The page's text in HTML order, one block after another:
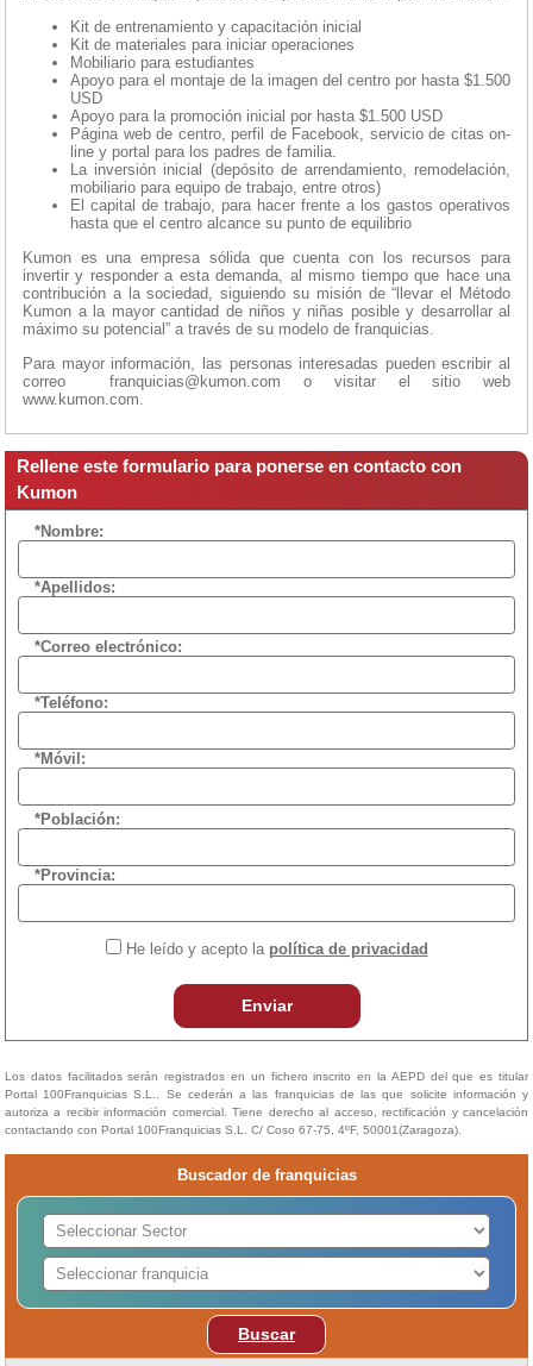
Kit de entrenamiento y capacitación inicial
Kit de materiales para iniciar operaciones
Mobiliario para estudiantes
Apoyo para el montaje de la imagen del centro por hasta $1.500
USD
Apoyo para la promoción inicial por hasta $1.500 USD
Página web de centro, perfil de Facebook, servicio de citas on-
line y portal para los padres de familia.
La inversión inicial (depósito de arrendamiento, remodelación,
mobiliario para equipo de trabajo, entre otros)
El capital de trabajo, para hacer frente a los gastos operativos
hasta que el centro alcance su punto de equilibrio
Kumon es una empresa sólida que cuenta con los recursos para
invertir y responder a esta demanda, al mismo tiempo que hace una
contribución a la sociedad, siguiendo su misión de “llevar el Método
Kumon a la mayor cantidad de niños y niñas posible y desarrollar al
máximo su potencial” a través de su modelo de franquicias.
Para mayor información, las personas interesadas pueden escribir al
correo franquicias@kumon.com o visitar el sitio web
www.kumon.com.
Rellene este formulario para ponerse en contacto con
Kumon
*Nombre:
*Apellidos:
*Correo electrónico:
*Teléfono:
*Móvil:
*Población:
*Provincia:
He leído y acepto la política de privacidad
Enviar
Los datos facilitados serán registrados en un fichero inscrito en la AEPD del que es titular
Portal 100Franquicias S.L.. Se cederán a las franquicias de las que solicite información y
autoriza a recibir información comercial. Tiene derecho al acceso, rectificación y cancelación
contactando con Portal 100Franquicias S.L. C/ Coso 67-75, 4ºF, 50001(Zaragoza).
Buscador de franquicias
Buscar